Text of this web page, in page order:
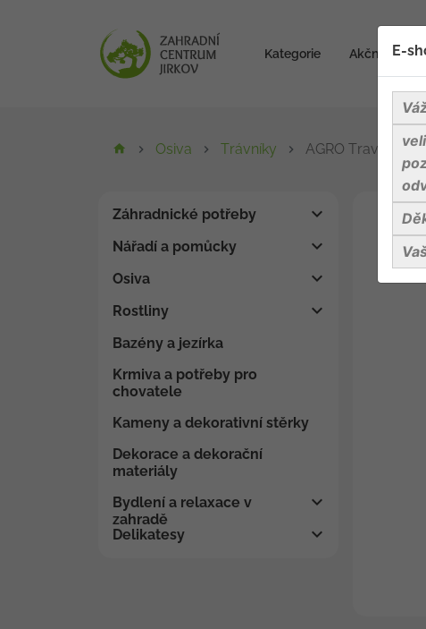
Kategorie Akční zboží
Osiva Trávníky AGRO Travní
Záhradnické potřeby
Nářadí a pomůcky
Osiva
Rostliny
Bazény a jezírka
Krmiva a potřeby pro
chovatele
Kameny a dekorativní stěrky
Dekorace a dekorační
materiály
Bydlení a relaxace v
zahradě
Delikatesy
E-